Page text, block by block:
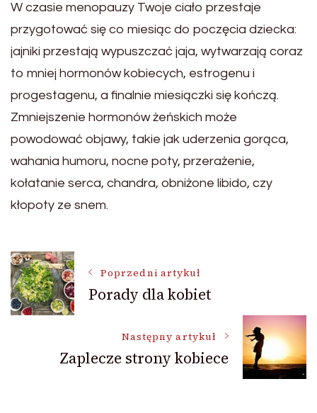
W czasie menopauzy Twoje ciało przestaje
przygotować się co miesiąc do poczęcia dziecka:
jajniki przestają wypuszczać jaja, wytwarzają coraz
to mniej hormonów kobiecych, estrogenu i
progestagenu, a finalnie miesiączki się kończą.
Zmniejszenie hormonów żeńskich może
powodować objawy, takie jak uderzenia gorąca,
wahania humoru, nocne poty, przerażenie,
kołatanie serca, chandra, obniżone libido, czy
kłopoty ze snem.
Nawigacja
wpisu
Poprzedni artykuł
Porady dla kobiet
Następny artykuł
Zaplecze strony kobiece